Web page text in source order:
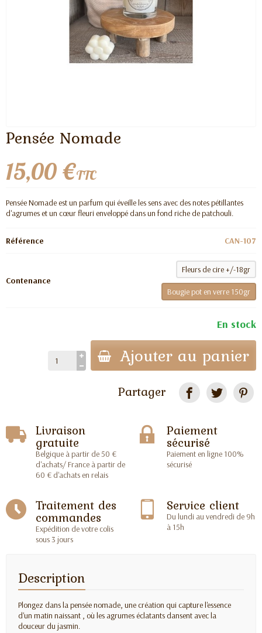
Pensée Nomade
15,00 €TTC
Pensée Nomade est un parfum qui éveille les sens avec des notes pétillantes
d'agrumes et un cœur fleuri enveloppé dans un fond riche de patchouli.
Référence CAN-107
Contenance
Fleurs de cire +/-18gr
Bougie pot en verre 150gr
En stock
Ajouter au panier
Partager
Livraison
gratuite
Belgique à partir de 50 €
d'achats/ France à partir de
60 € d'achats en relais
Paiement
sécurisé
Paiement en ligne 100%
sécurisé
Traitement des
commandes
Expédition de votre colis
sous 3 jours
Service client
Du lundi au vendredi de 9h
à 15h
Description
Plongez dans la pensée nomade, une création qui capture l'essence
d'un matin naissant , où les agrumes éclatants dansent avec la
douceur du jasmin.